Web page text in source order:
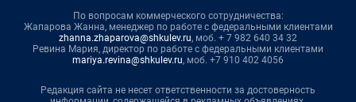
По вопросам коммерческого сотрудничества:
Жапарова Жанна, менеджер по работе с федеральными клиентами
zhanna.zhaparova@shkulev.ru, моб. + 7 982 640 34 32
Ревина Мария, директор по работе с федеральными клиентами
mariya.revina@shkulev.ru, моб. +7 910 402 4056
Редакция сайта не несет ответственности за достоверность